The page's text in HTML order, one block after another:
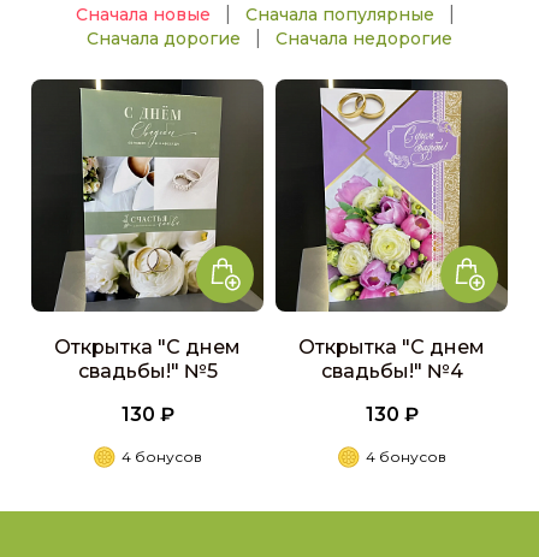
Сначала новые Сначала популярные
Сначала дорогие Сначала недорогие
Открытка "С днем
свадьбы!" №5
130 ₽
4 бонусов
Открытка "С днем
свадьбы!" №4
130 ₽
4 бонусов